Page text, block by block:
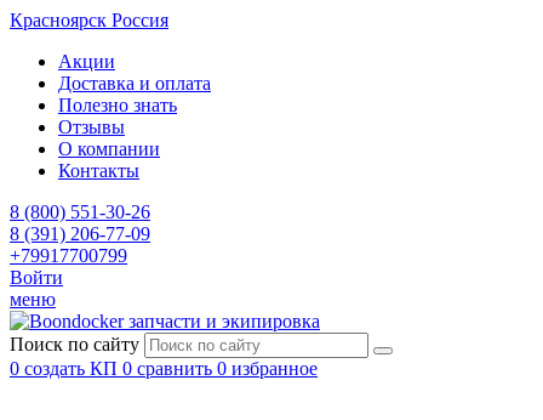
Красноярск Россия
Акции
Доставка и оплата
Полезно знать
Отзывы
О компании
Контакты
8 (800) 551-30-26
8 (391) 206-77-09
+79917700799
Войти
меню
запчасти и экипировка
Поиск по сайту
0 создать КП 0 сравнить 0 избранное